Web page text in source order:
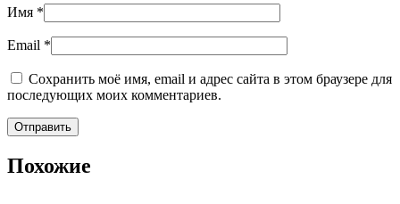
Имя *
Email *
Сохранить моё имя, email и адрес сайта в этом браузере для
последующих моих комментариев.
Похожие